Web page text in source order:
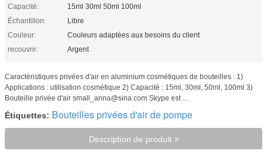
Capacité:
15ml 30ml 50ml 100ml
Échantillon:
Libre
Couleur:
Couleurs adaptées aux besoins du client
recouvrir:
Argent
Caractéristiques privées d'air en aluminium cosmétiques de bouteilles : 1)
Applications : utilisation cosmétique 2) Capacité : 15ml, 30ml, 50ml, 100ml 3)
Bouteille privée d'air small_anna@sina.com Skype est ...
Étiquettes: Bouteilles privées d'air de pompe
Description de produit >